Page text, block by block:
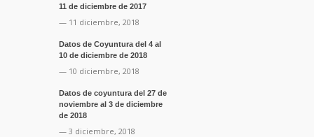
11 de diciembre de 2017
— 11 diciembre, 2018
Datos de Coyuntura del 4 al
10 de diciembre de 2018
— 10 diciembre, 2018
Datos de coyuntura del 27 de
noviembre al 3 de diciembre
de 2018
— 3 diciembre, 2018